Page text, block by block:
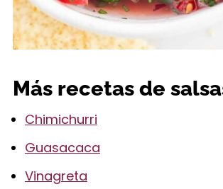
Más recetas de
Chimichurri
Guasacaca
Vinagreta